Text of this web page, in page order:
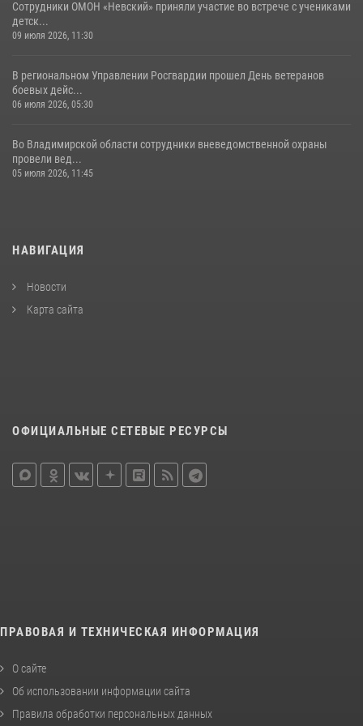
Сотрудники ОМОН «Невский» приняли участие во встрече с учениками
детск...
09 июля 2026, 11:30
В региональном Управлении Росгвардии прошел День ветеранов
боевых дейс...
06 июля 2026, 05:30
Во Владимирской области сотрудники вневедомственной охраны
провели вед...
05 июля 2026, 11:45
НАВИГАЦИЯ
Новости
Карта сайта
ОФИЦИАЛЬНЫЕ СЕТЕВЫЕ РЕСУРСЫ
ПРАВОВАЯ И ТЕХНИЧЕСКАЯ ИНФОРМАЦИЯ
О сайте
Об использовании информации сайта
Правила обработки персональных данных